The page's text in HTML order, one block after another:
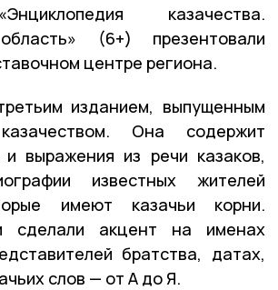
казачества.
(6+) презентовали
центре региона.
изданием, выпущенным
Она содержит
выражения из речи казаков,
известных жителей
имеют казачьи корни.
сделали акцент на именах
братства, датах,
слов — от А до Я.